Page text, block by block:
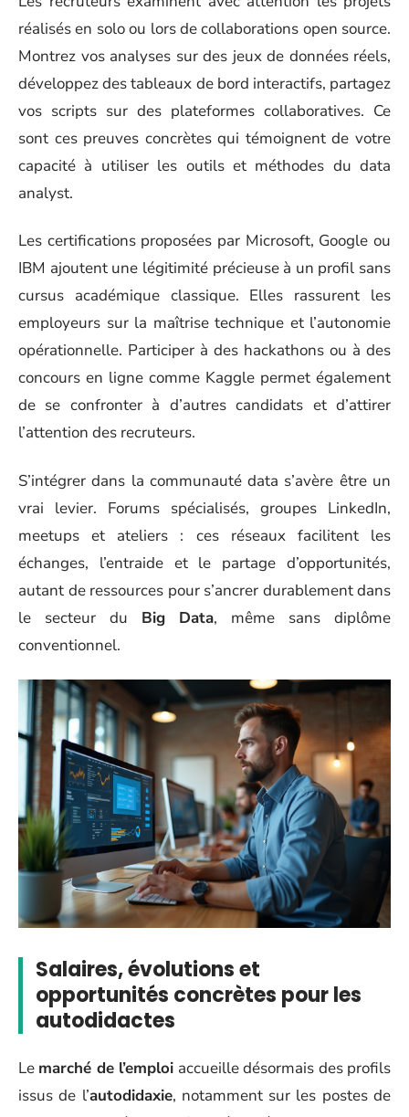
réalisés en solo ou lors de collaborations open source.
Montrez vos analyses sur des jeux de données réels,
développez des tableaux de bord interactifs, partagez
vos scripts sur des plateformes collaboratives. Ce
sont ces preuves concrètes qui témoignent de votre
capacité à utiliser les outils et méthodes du data
analyst.
Les certifications proposées par Microsoft, Google ou
IBM ajoutent une légitimité précieuse à un profil sans
cursus académique classique. Elles rassurent les
employeurs sur la maîtrise technique et l’autonomie
opérationnelle. Participer à des hackathons ou à des
concours en ligne comme Kaggle permet également
de se confronter à d’autres candidats et d’attirer
l’attention des recruteurs.
S’intégrer dans la communauté data s’avère être un
vrai levier. Forums spécialisés, groupes LinkedIn,
meetups et ateliers : ces réseaux facilitent les
échanges, l’entraide et le partage d’opportunités,
autant de ressources pour s’ancrer durablement dans
le secteur du Big Data, même sans diplôme
conventionnel.
Salaires, évolutions et
opportunités concrètes pour les
autodidactes
Le marché de l’emploi accueille désormais des profils
issus de l’autodidaxie, notamment sur les postes de